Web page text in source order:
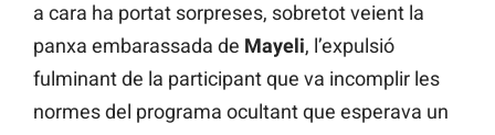
a cara ha portat sorpreses, sobretot veient la
panxa embarassada de Mayeli, l’expulsió
fulminant de la participant que va incomplir les
normes del programa ocultant que esperava un